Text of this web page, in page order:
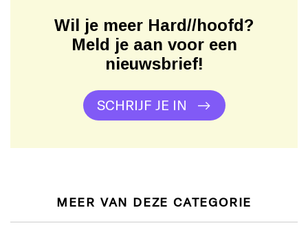
Wil je meer Hard//hoofd?
Meld je aan voor een
nieuwsbrief!
SCHRIJF JE IN
MEER VAN DEZE CATEGORIE